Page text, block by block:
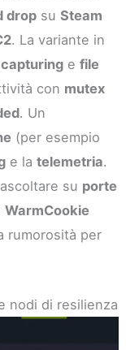
drop suSteam
. La variante in
efile
con mutex
. Un
(per esempio
e latelemetria.
su porte
WarmCookie
rumorosità per
nodi di resilienza